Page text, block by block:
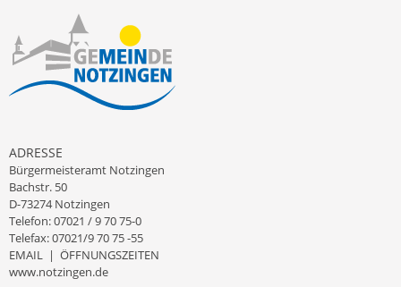
ADRESSE
Bürgermeisteramt Notzingen
Bachstr. 50
D-73274 Notzingen
Telefon: 07021 / 9 70 75-0
Telefax: 07021/9 70 75 -55
EMAIL | ÖFFNUNGSZEITEN
www.notzingen.de